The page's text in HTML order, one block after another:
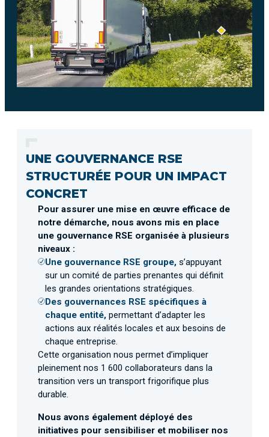
UNE GOUVERNANCE RSE
STRUCTURÉE POUR UN IMPACT
CONCRET
Pour assurer une mise en œuvre efficace de
notre démarche, nous avons mis en place
une gouvernance RSE organisée à plusieurs
niveaux :
Une gouvernance RSE groupe, s’appuyant
sur un comité de parties prenantes qui définit
les grandes orientations stratégiques.
Des gouvernances RSE spécifiques à
chaque entité, permettant d’adapter les
actions aux réalités locales et aux besoins de
chaque entreprise.
Cette organisation nous permet d’impliquer
pleinement nos 1 600 collaborateurs dans la
transition vers un transport frigorifique plus
durable.
Nous avons également déployé des
initiatives pour sensibiliser et mobiliser nos